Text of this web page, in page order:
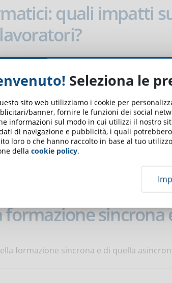
quali impatti
e la salute sul lavoro analizza la
valutazione dei rischi informatici.
nei corsisti online
ma va gestito per non divenire
sincrona
formazione sincrona e di quella
Seleziona le
sito web utilizziamo i cookie per
banner, fornire le funzioni dei social
informazioni sul modo in cui utilizzi il nostro
di navigazione e pubblicità, i quali
loro o che hanno raccolto in base al tuo
della cookie policy.